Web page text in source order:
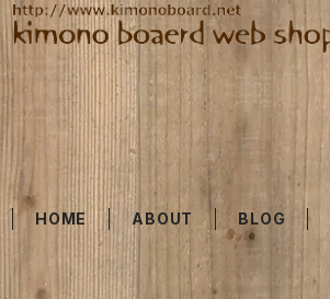
HOME ABOUT BLOG